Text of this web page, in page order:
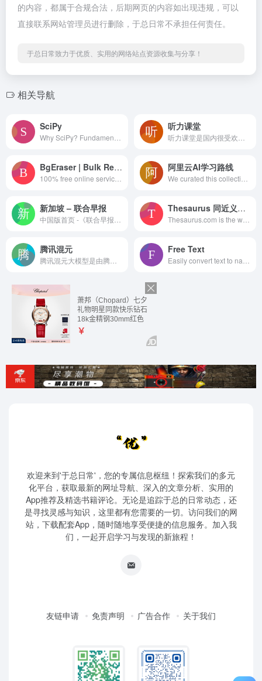
的内容，都属于合规合法，后期网页的内容如出现违规，可以
直接联系网站管理员进行删除，于总日常不承担任何责任。
于总日常致力于优质、实用的网络站点资源收集与分享！
相关导航
SciPy 听力课堂
BgEraser | Bulk Remove Background from Images Online Free 阿里云AI学习路线
新加坡 – 联合早报 Thesaurus 同近义词典
腾讯混元 Free Text
欢迎来到'于总日常'，您的专属信息枢纽！探索我们的多元
化平台，获取最新的网址导航、深入的文章分析、实用的
App推荐及精选书籍评论。无论是追踪于总的日常动态，还
是寻找灵感与知识，这里都有您需要的一切。访问我们的网
站，下载配套App，随时随地享受便捷的信息服务。加入我
们，一起开启学习与发现的新旅程！
友链申请 免责声明 广告合作 关于我们